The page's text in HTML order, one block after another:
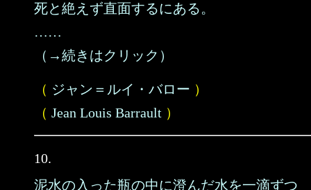
死と絶えず直面するにある。
……
（→続きはクリック）
（ ジャン＝ルイ・バロー ）
（ Jean Louis Barrault ）
10.
泥水の入った瓶の中に澄んだ水を一滴ずつ